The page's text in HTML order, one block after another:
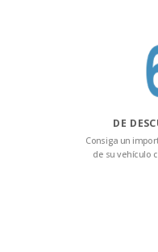
DE
Consiga un
de su vehículo